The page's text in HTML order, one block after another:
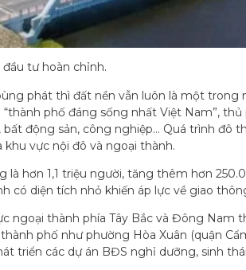
tư hoàn chỉnh.
phát thì đất nền vẫn luôn là một
phố đáng sống nhất Việt Nam”,
động sản, công nghiệp… Quá trình
vực nội đô và ngoại thành.
là hơn 1,1 triệu người, tăng thêm hơn
có diện tích nhỏ khiến áp lực về giao
ngoại thành phía Tây Bắc và Đông Nam
phố như phường Hòa Xuân (quận
triển các dự án BĐS nghỉ dưỡng, sinh